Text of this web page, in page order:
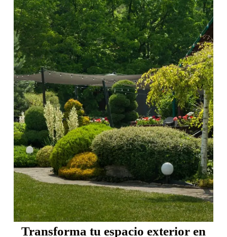
Transforma tu espacio exterior en